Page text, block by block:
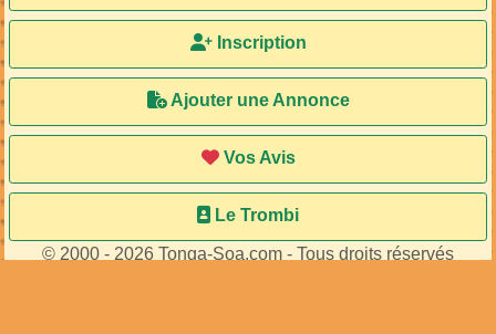
Inscription
Ajouter une Annonce
Vos Avis
Le Trombi
© 2000 - 2026 Tonga-Soa.com - Tous droits réservés